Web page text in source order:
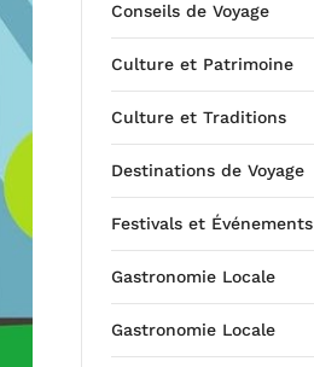
Conseils de Voyage
Culture et Patrimoine
Culture et Traditions
Destinations de Voyage
Festivals et Événements
Gastronomie Locale
Gastronomie Locale